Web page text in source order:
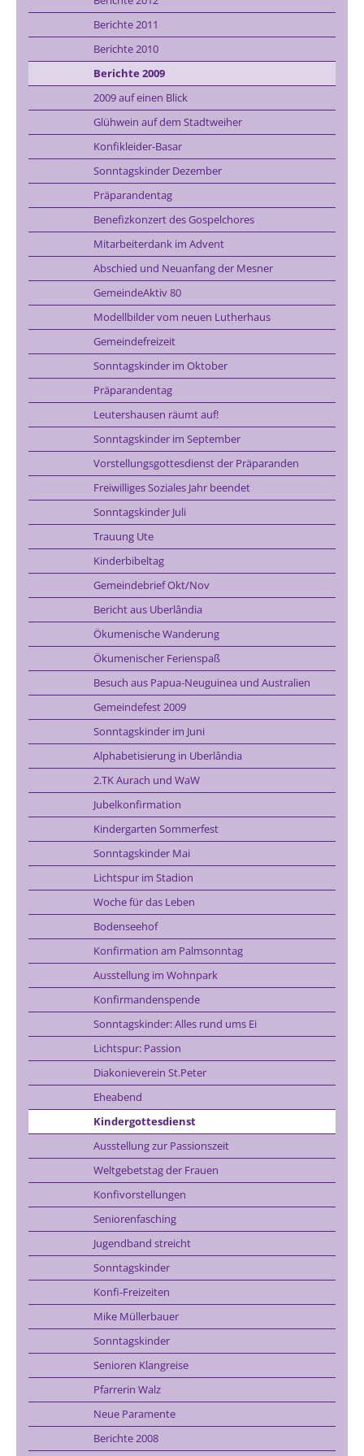
Berichte 2011
Berichte 2010
Berichte 2009
2009 auf einen Blick
Glühwein auf dem Stadtweiher
Konfikleider-Basar
Sonntagskinder Dezember
Präparandentag
Benefizkonzert des Gospelchores
Mitarbeiterdank im Advent
Abschied und Neuanfang der Mesner
GemeindeAktiv 80
Modellbilder vom neuen Lutherhaus
Gemeindefreizeit
Sonntagskinder im Oktober
Präparandentag
Leutershausen räumt auf!
Sonntagskinder im September
Vorstellungsgottesdienst der Präparanden
Freiwilliges Soziales Jahr beendet
Sonntagskinder Juli
Trauung Ute
Kinderbibeltag
Gemeindebrief Okt/Nov
Bericht aus Uberlândia
Ökumenische Wanderung
Ökumenischer Ferienspaß
Besuch aus Papua-Neuguinea und Australien
Gemeindefest 2009
Sonntagskinder im Juni
Alphabetisierung in Uberlândia
2.TK Aurach und WaW
Jubelkonfirmation
Kindergarten Sommerfest
Sonntagskinder Mai
Lichtspur im Stadion
Woche für das Leben
Bodenseehof
Konfirmation am Palmsonntag
Ausstellung im Wohnpark
Konfirmandenspende
Sonntagskinder: Alles rund ums Ei
Lichtspur: Passion
Diakonieverein St.Peter
Eheabend
Kindergottesdienst
Ausstellung zur Passionszeit
Weltgebetstag der Frauen
Konfivorstellungen
Seniorenfasching
Jugendband streicht
Sonntagskinder
Konfi-Freizeiten
Mike Müllerbauer
Sonntagskinder
Senioren Klangreise
Pfarrerin Walz
Neue Paramente
Berichte 2008